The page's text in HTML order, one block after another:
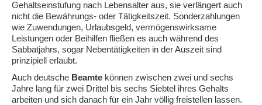
Gehaltseinstufung nach Lebensalter aus, sie verlängert auch
nicht die Bewährungs- oder Tätigkeitszeit. Sonderzahlungen
wie Zuwendungen, Urlaubs­geld, vermögenswirksame
Leistungen oder Beihilfen fließen es auch während des
Sabbatjahrs, sogar Nebentätigkeiten in der Auszeit sind
prinzipiell erlaubt.
Auch deutsche Beamte können zwischen zwei und sechs
Jahre lang für zwei Drittel bis sechs Siebtel ihres Gehalts
arbeiten und sich danach für ein Jahr völlig freistellen lassen.